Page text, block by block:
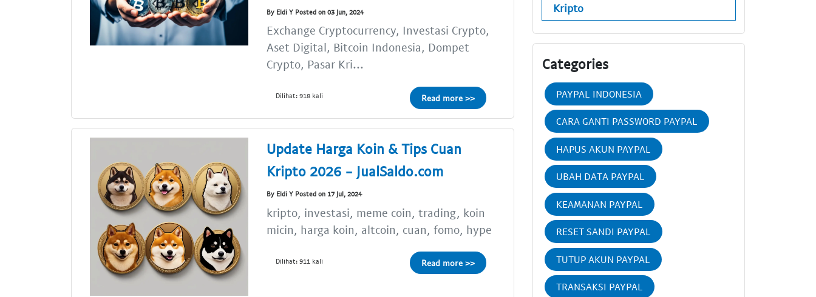
By Eldi Y Posted on 03 Jun, 2024
Exchange Cryptocurrency, Investasi Crypto,
Aset Digital, Bitcoin Indonesia, Dompet
Crypto, Pasar Kri...
Dilihat: 918 kali Read more >>
Update Harga Koin & Tips Cuan
Kripto 2026 - JualSaldo.com
By Eldi Y Posted on 17 Jul, 2024
kripto, investasi, meme coin, trading, koin
micin, harga koin, altcoin, cuan, fomo, hype
Dilihat: 911 kali Read more >>
Kripto
Categories
PAYPAL INDONESIA
CARA GANTI PASSWORD PAYPAL
HAPUS AKUN PAYPAL
UBAH DATA PAYPAL
KEAMANAN PAYPAL
RESET SANDI PAYPAL
TUTUP AKUN PAYPAL
TRANSAKSI PAYPAL